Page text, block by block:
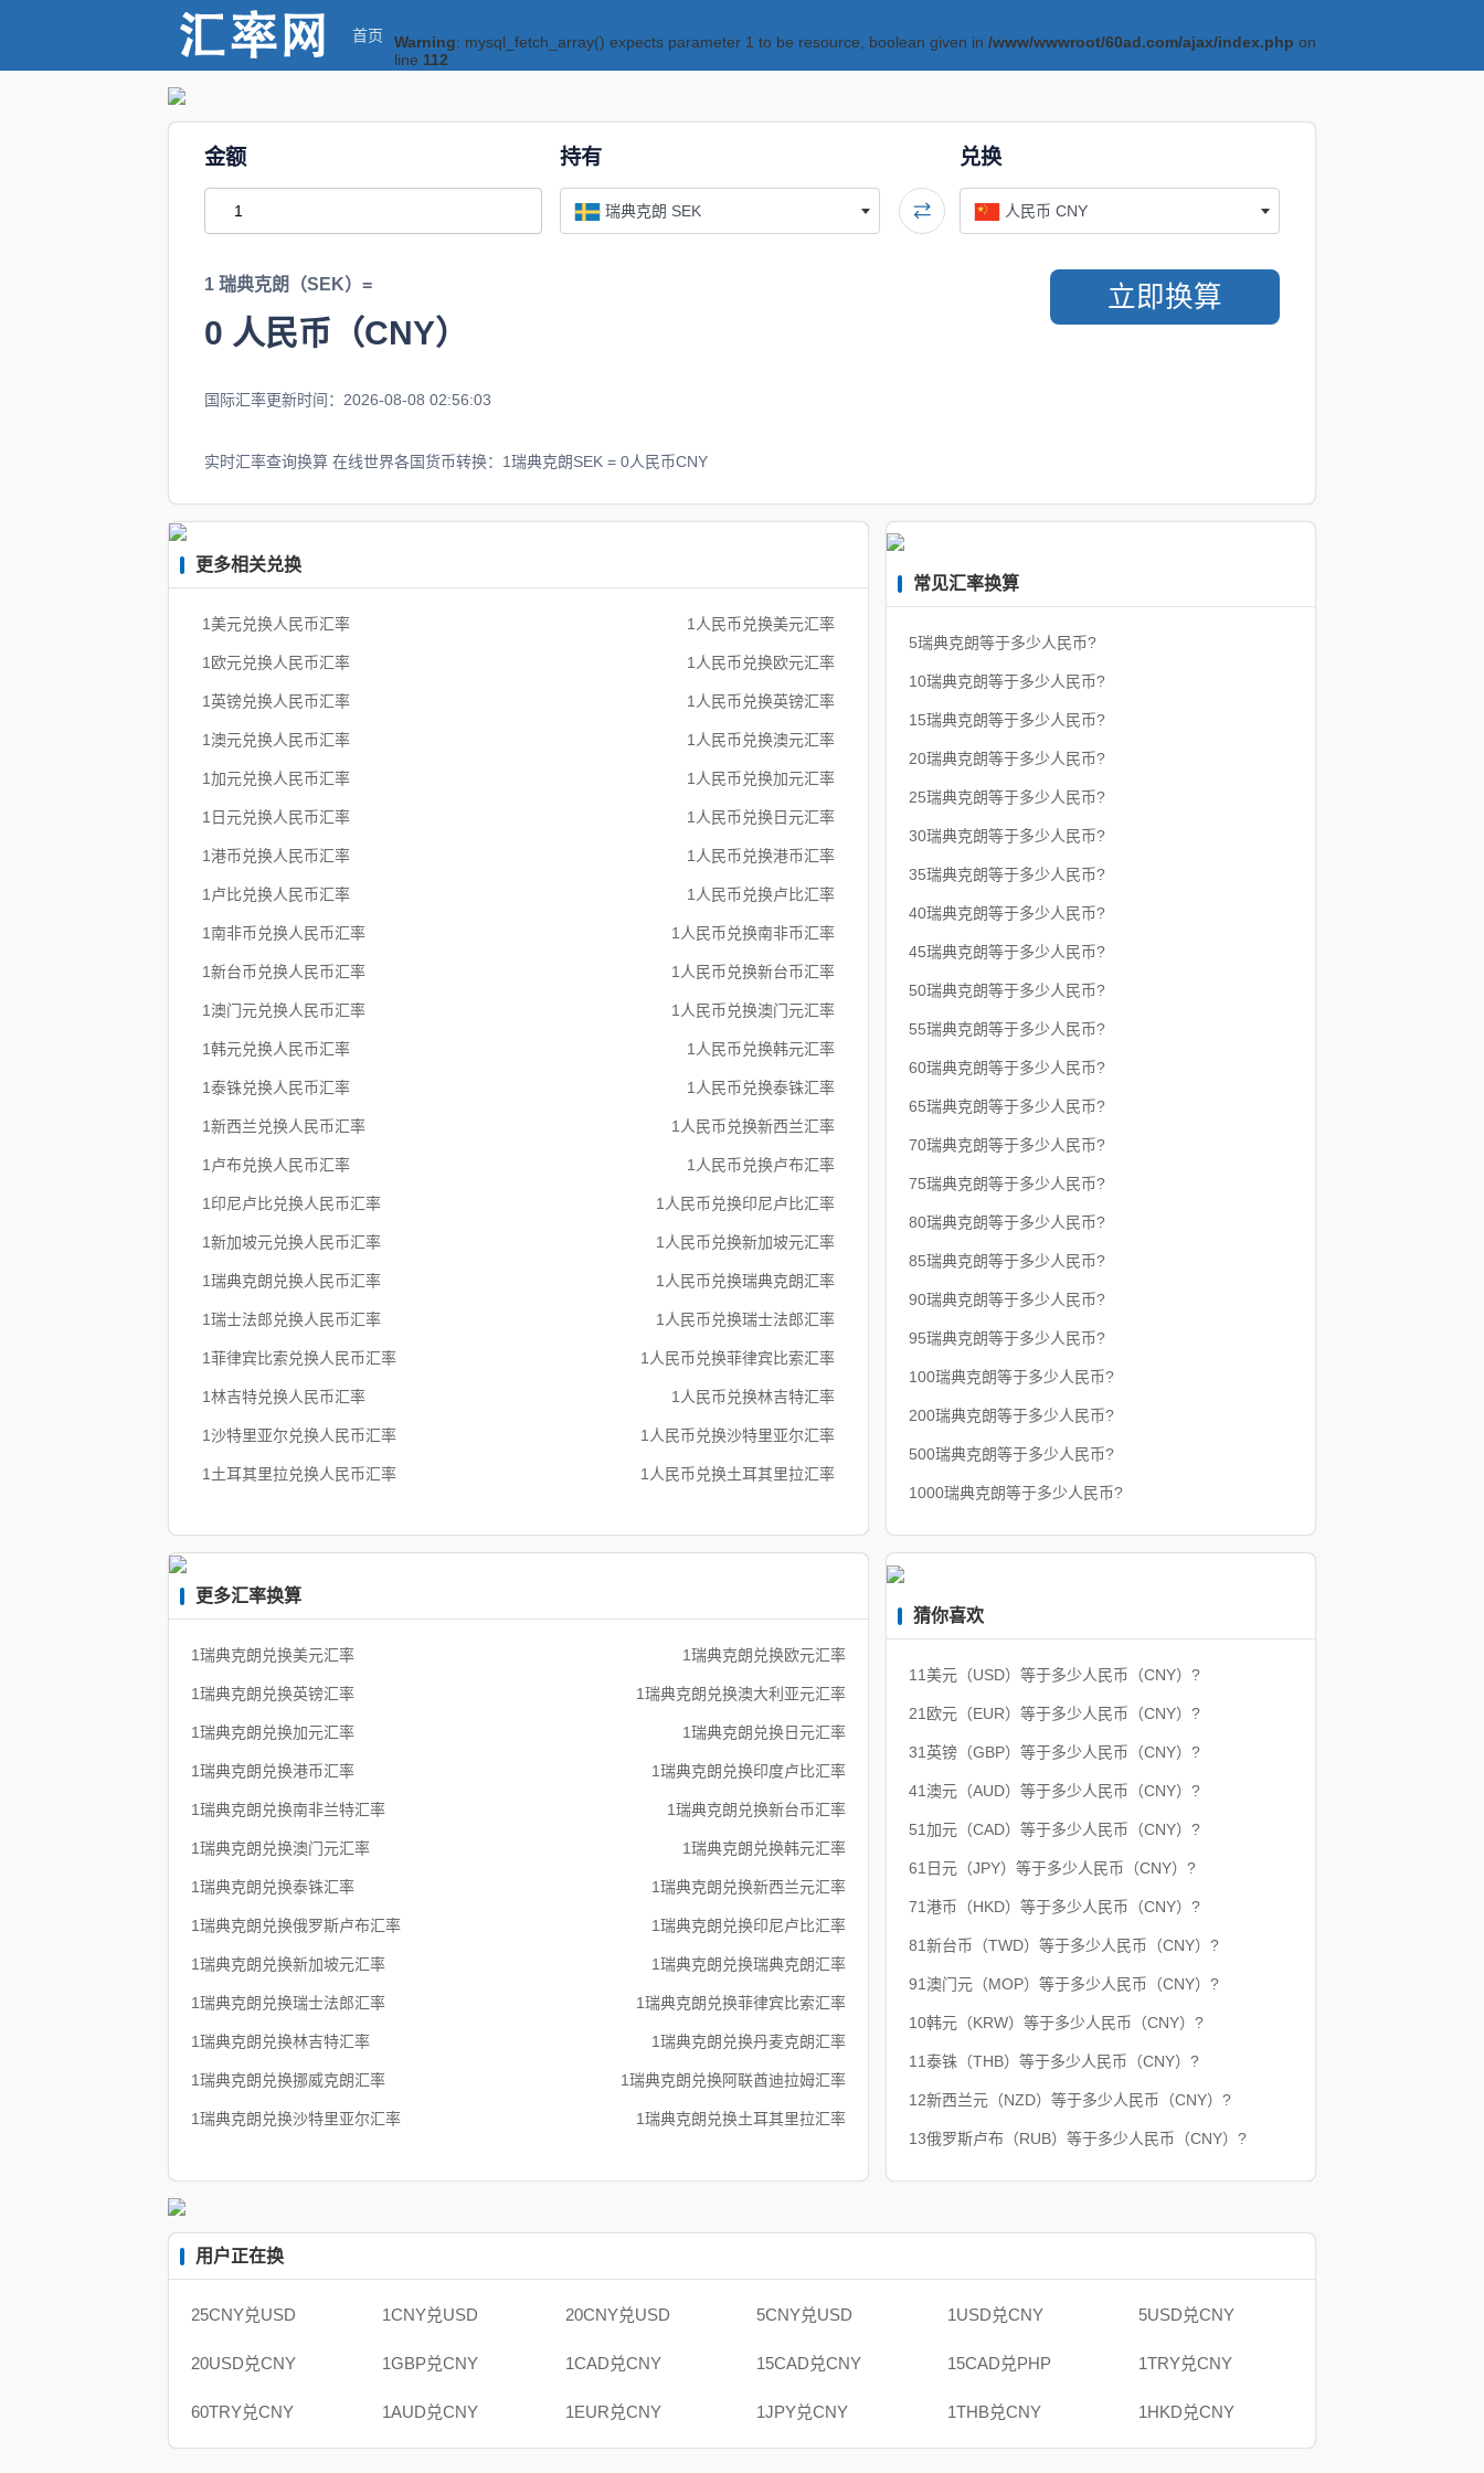
首页 Warning: mysql_fetch_array() expects parameter 1 to be resource, boolean given in /www/wwwroot/60ad.com/ajax/index.php on
line 112
金额 持有
瑞典克朗 SEK
兑换
人民币 CNY
立即换算
1 瑞典克朗（SEK）=
0 人民币（CNY）
国际汇率更新时间：2026-08-08 02:56:03
实时汇率查询换算 在线世界各国货币转换：1瑞典克朗SEK = 0人民币CNY
更多相关兑换
1美元兑换人民币汇率 1人民币兑换美元汇率
1欧元兑换人民币汇率 1人民币兑换欧元汇率
1英镑兑换人民币汇率 1人民币兑换英镑汇率
1澳元兑换人民币汇率 1人民币兑换澳元汇率
1加元兑换人民币汇率 1人民币兑换加元汇率
1日元兑换人民币汇率 1人民币兑换日元汇率
1港币兑换人民币汇率 1人民币兑换港币汇率
1卢比兑换人民币汇率 1人民币兑换卢比汇率
1南非币兑换人民币汇率 1人民币兑换南非币汇率
1新台币兑换人民币汇率 1人民币兑换新台币汇率
1澳门元兑换人民币汇率 1人民币兑换澳门元汇率
1韩元兑换人民币汇率 1人民币兑换韩元汇率
1泰铢兑换人民币汇率 1人民币兑换泰铢汇率
1新西兰兑换人民币汇率 1人民币兑换新西兰汇率
1卢布兑换人民币汇率 1人民币兑换卢布汇率
1印尼卢比兑换人民币汇率 1人民币兑换印尼卢比汇率
1新加坡元兑换人民币汇率 1人民币兑换新加坡元汇率
1瑞典克朗兑换人民币汇率 1人民币兑换瑞典克朗汇率
1瑞士法郎兑换人民币汇率 1人民币兑换瑞士法郎汇率
1菲律宾比索兑换人民币汇率 1人民币兑换菲律宾比索汇率
1林吉特兑换人民币汇率 1人民币兑换林吉特汇率
1沙特里亚尔兑换人民币汇率 1人民币兑换沙特里亚尔汇率
1土耳其里拉兑换人民币汇率 1人民币兑换土耳其里拉汇率
常见汇率换算
5瑞典克朗等于多少人民币?
10瑞典克朗等于多少人民币?
15瑞典克朗等于多少人民币?
20瑞典克朗等于多少人民币?
25瑞典克朗等于多少人民币?
30瑞典克朗等于多少人民币?
35瑞典克朗等于多少人民币?
40瑞典克朗等于多少人民币?
45瑞典克朗等于多少人民币?
50瑞典克朗等于多少人民币?
55瑞典克朗等于多少人民币?
60瑞典克朗等于多少人民币?
65瑞典克朗等于多少人民币?
70瑞典克朗等于多少人民币?
75瑞典克朗等于多少人民币?
80瑞典克朗等于多少人民币?
85瑞典克朗等于多少人民币?
90瑞典克朗等于多少人民币?
95瑞典克朗等于多少人民币?
100瑞典克朗等于多少人民币?
200瑞典克朗等于多少人民币?
500瑞典克朗等于多少人民币?
1000瑞典克朗等于多少人民币?
更多汇率换算
1瑞典克朗兑换美元汇率 1瑞典克朗兑换欧元汇率
1瑞典克朗兑换英镑汇率 1瑞典克朗兑换澳大利亚元汇率
1瑞典克朗兑换加元汇率 1瑞典克朗兑换日元汇率
1瑞典克朗兑换港币汇率 1瑞典克朗兑换印度卢比汇率
1瑞典克朗兑换南非兰特汇率 1瑞典克朗兑换新台币汇率
1瑞典克朗兑换澳门元汇率 1瑞典克朗兑换韩元汇率
1瑞典克朗兑换泰铢汇率 1瑞典克朗兑换新西兰元汇率
1瑞典克朗兑换俄罗斯卢布汇率 1瑞典克朗兑换印尼卢比汇率
1瑞典克朗兑换新加坡元汇率 1瑞典克朗兑换瑞典克朗汇率
1瑞典克朗兑换瑞士法郎汇率 1瑞典克朗兑换菲律宾比索汇率
1瑞典克朗兑换林吉特汇率 1瑞典克朗兑换丹麦克朗汇率
1瑞典克朗兑换挪威克朗汇率 1瑞典克朗兑换阿联酋迪拉姆汇率
1瑞典克朗兑换沙特里亚尔汇率 1瑞典克朗兑换土耳其里拉汇率
猜你喜欢
11美元（USD）等于多少人民币（CNY）?
21欧元（EUR）等于多少人民币（CNY）?
31英镑（GBP）等于多少人民币（CNY）?
41澳元（AUD）等于多少人民币（CNY）?
51加元（CAD）等于多少人民币（CNY）?
61日元（JPY）等于多少人民币（CNY）?
71港币（HKD）等于多少人民币（CNY）?
81新台币（TWD）等于多少人民币（CNY）?
91澳门元（MOP）等于多少人民币（CNY）?
10韩元（KRW）等于多少人民币（CNY）?
11泰铢（THB）等于多少人民币（CNY）?
12新西兰元（NZD）等于多少人民币（CNY）?
13俄罗斯卢布（RUB）等于多少人民币（CNY）?
用户正在换
25CNY兑USD 1CNY兑USD 20CNY兑USD 5CNY兑USD 1USD兑CNY 5USD兑CNY
20USD兑CNY 1GBP兑CNY 1CAD兑CNY 15CAD兑CNY 15CAD兑PHP 1TRY兑CNY
60TRY兑CNY 1AUD兑CNY 1EUR兑CNY 1JPY兑CNY 1THB兑CNY 1HKD兑CNY